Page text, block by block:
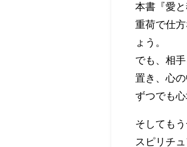
本書『愛
重荷で仕
ょう。
でも、相
置き、心
ずつでも
そしてもう
スピリチ